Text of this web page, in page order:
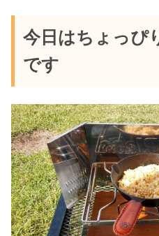
今日はちょっぴ
です